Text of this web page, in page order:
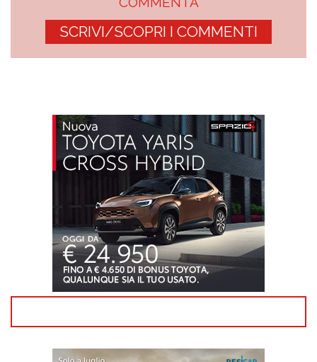
SCRIVI/SCOPRI I COMMENTI